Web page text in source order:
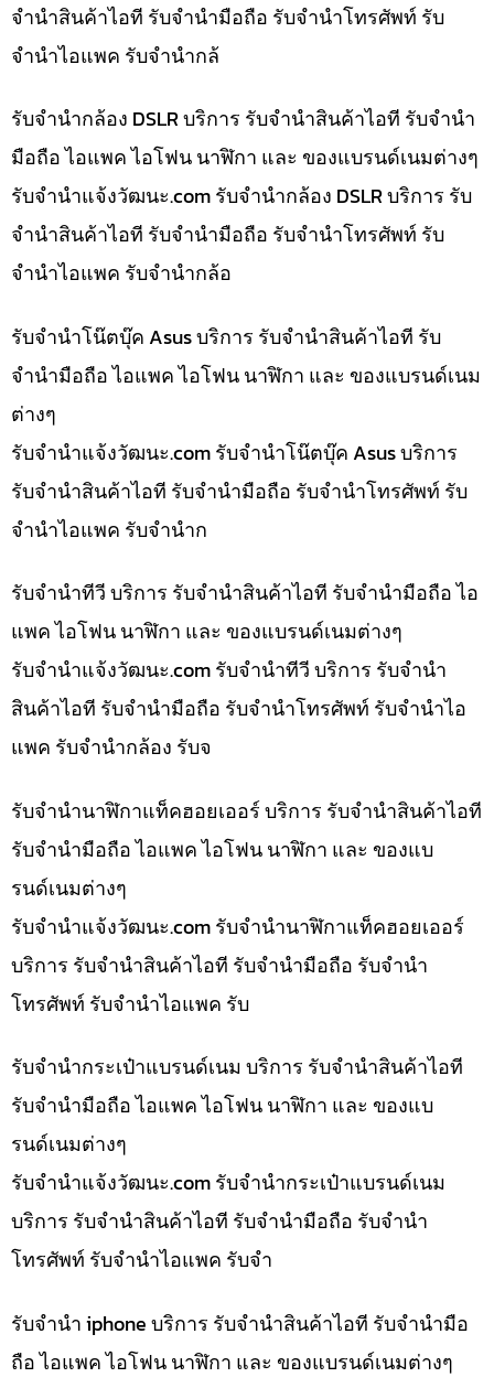
จำนำสินค้าไอที รับจำนำมือถือ รับจำนำโทรศัพท์ รับ
จำนำไอแพค รับจำนำกล้
รับจำนำกล้อง DSLR บริการ รับจำนำสินค้าไอที รับจำนำ
มือถือ ไอแพค ไอโฟน นาฬิกา และ ของแบรนด์เนมต่างๆ
รับจํานําแจ้งวัฒนะ.com รับจำนำกล้อง DSLR บริการ รับ
จำนำสินค้าไอที รับจำนำมือถือ รับจำนำโทรศัพท์ รับ
จำนำไอแพค รับจำนำกล้อ
รับจำนำโน๊ตบุ๊ค Asus บริการ รับจำนำสินค้าไอที รับ
จำนำมือถือ ไอแพค ไอโฟน นาฬิกา และ ของแบรนด์เนม
ต่างๆ
รับจํานําแจ้งวัฒนะ.com รับจำนำโน๊ตบุ๊ค Asus บริการ
รับจำนำสินค้าไอที รับจำนำมือถือ รับจำนำโทรศัพท์ รับ
จำนำไอแพค รับจำนำก
รับจำนำทีวี บริการ รับจำนำสินค้าไอที รับจำนำมือถือ ไอ
แพค ไอโฟน นาฬิกา และ ของแบรนด์เนมต่างๆ
รับจํานําแจ้งวัฒนะ.com รับจำนำทีวี บริการ รับจำนำ
สินค้าไอที รับจำนำมือถือ รับจำนำโทรศัพท์ รับจำนำไอ
แพค รับจำนำกล้อง รับจ
รับจำนำนาฬิกาแท็คฮอยเออร์ บริการ รับจำนำสินค้าไอที
รับจำนำมือถือ ไอแพค ไอโฟน นาฬิกา และ ของแบ
รนด์เนมต่างๆ
รับจํานําแจ้งวัฒนะ.com รับจำนำนาฬิกาแท็คฮอยเออร์
บริการ รับจำนำสินค้าไอที รับจำนำมือถือ รับจำนำ
โทรศัพท์ รับจำนำไอแพค รับ
รับจำนำกระเป๋าแบรนด์เนม บริการ รับจำนำสินค้าไอที
รับจำนำมือถือ ไอแพค ไอโฟน นาฬิกา และ ของแบ
รนด์เนมต่างๆ
รับจํานําแจ้งวัฒนะ.com รับจำนำกระเป๋าแบรนด์เนม
บริการ รับจำนำสินค้าไอที รับจำนำมือถือ รับจำนำ
โทรศัพท์ รับจำนำไอแพค รับจำ
รับจำนำ iphone บริการ รับจำนำสินค้าไอที รับจำนำมือ
ถือ ไอแพค ไอโฟน นาฬิกา และ ของแบรนด์เนมต่างๆ